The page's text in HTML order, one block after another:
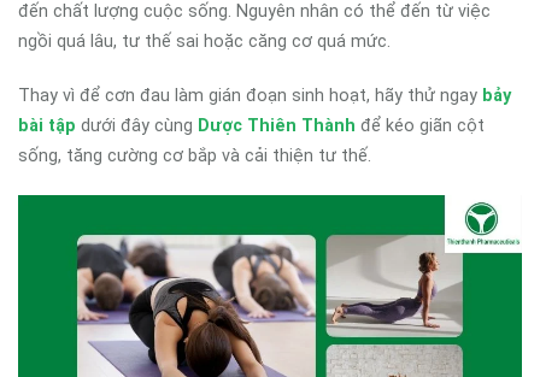
đến chất lượng cuộc sống. Nguyên nhân có thể đến từ việc
ngồi quá lâu, tư thế sai hoặc căng cơ quá mức.
Thay vì để cơn đau làm gián đoạn sinh hoạt, hãy thử ngay bảy
bài tập dưới đây cùng Dược Thiên Thành để kéo giãn cột
sống, tăng cường cơ bắp và cải thiện tư thế.